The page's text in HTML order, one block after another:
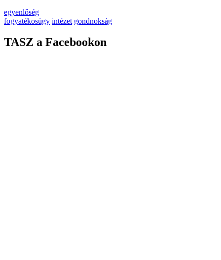
egyenlőség
fogyatékosügy intézet gondnokság
TASZ a Facebookon